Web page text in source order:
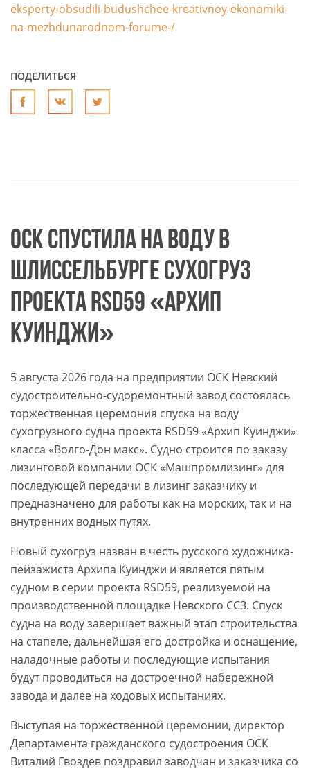
eksperty-obsudili-budushchee-kreativnoy-ekonomiki-
na-mezhdunarodnom-forume-/
ПОДЕЛИТЬСЯ
ОСК СПУСТИЛА НА ВОДУ В
ШЛИССЕЛЬБУРГЕ СУХОГРУЗ
ПРОЕКТА RSD59 «АРХИП
КУИНДЖИ»
5 августа 2026 года на предприятии ОСК Невский
судостроительно-судоремонтный завод состоялась
торжественная церемония спуска на воду
сухогрузного судна проекта RSD59 «Архип Куинджи»
класса «Волго-Дон макс». Судно строится по заказу
лизинговой компании ОСК «Машпромлизинг» для
последующей передачи в лизинг заказчику и
предназначено для работы как на морских, так и на
внутренних водных путях.
Новый сухогруз назван в честь русского художника-
пейзажиста Архипа Куинджи и является пятым
судном в серии проекта RSD59, реализуемой на
производственной площадке Невского ССЗ. Спуск
судна на воду завершает важный этап строительства
на стапеле, дальнейшая его достройка и оснащение,
наладочные работы и последующие испытания
будут проводиться на достроечной набережной
завода и далее на ходовых испытаниях.
Выступая на торжественной церемонии, директор
Департамента гражданского судостроения ОСК
Виталий Гвоздев поздравил заводчан и заказчика со